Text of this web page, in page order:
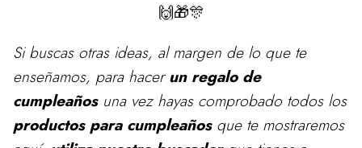
🙌🎁🎊
Si buscas otras ideas, al margen de lo que te
enseñamos, para hacerun regalo de
cumpleañosuna vez hayas comprobado todos los
productos para cumpleañosque te mostraremos